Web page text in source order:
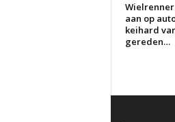
aan op
keihard
gereden…